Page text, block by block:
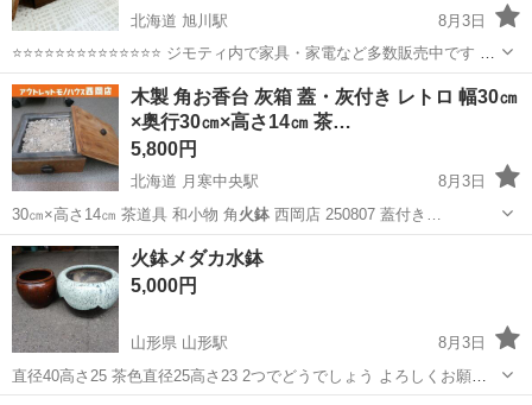
北海道 旭川駅
8月3日
⭐⭐⭐⭐⭐⭐⭐⭐⭐⭐⭐⭐⭐⭐ ジモティ内で家具・家電など多数販売中です ー
ーーーーーーーーーーーーーーーーーーーー 【商品説明】 中古品の
為、キズ、汚れ等あります。 現状渡しとなりますので、 ノークレ...
北海道 旭川市 旭川駅 テーブル 囲炉裏
木製 角お香台 灰箱 蓋・灰付き レトロ 幅30㎝
×奥行30㎝×高さ14㎝ 茶…
5,800円
北海道 月寒中央駅
8月3日
30㎝×高さ14㎝ 茶道具 和小物 角 火鉢 西岡店 250807 蓋付き…
北海道 札幌市 月寒中央駅
火鉢メダカ水鉢
5,000円
山形県 山形駅
8月3日
直径40高さ25 茶色直径25高さ23 2つでどうでしょう よろしくお願い
いたします